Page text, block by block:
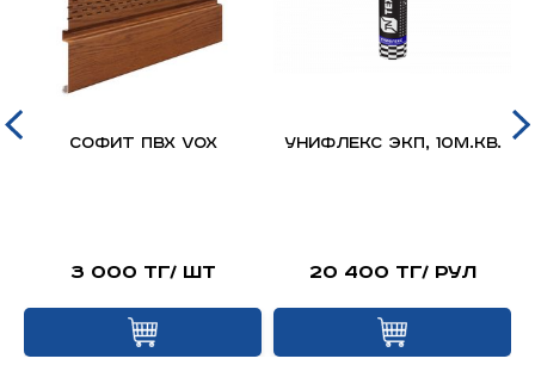
Софит ПВХ VOX
3 000 тг/ шт
Унифлекс ЭКП, 10м.кв.
20 400 тг/ рул